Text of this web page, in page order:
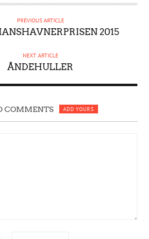
PREVIOUS ARTICLE
2015
NEXT ARTICLE
ÅNDEHULLER
COMMENTS ADD YOURS